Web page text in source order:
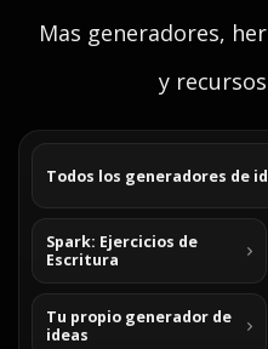
Mas generadores,
y
Todos los generadores de
Spark: Ejercicios de
Escritura
Tu propio generador de
ideas